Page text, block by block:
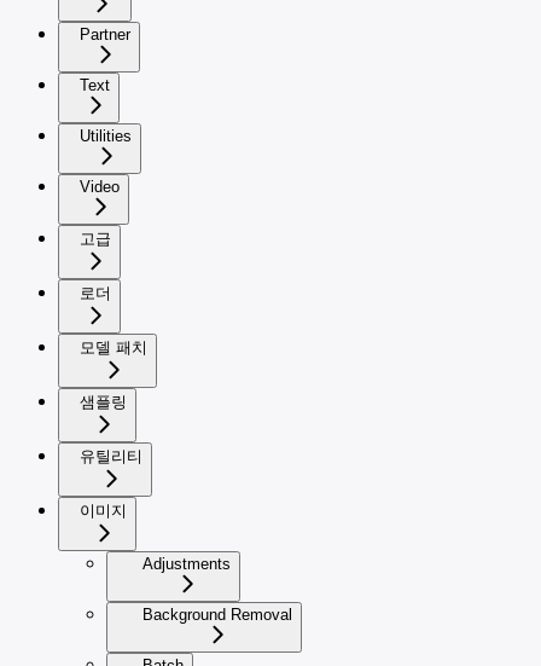
Partner
Text
Utilities
Video
고급
로더
모델 패치
샘플링
유틸리티
이미지
Adjustments
Background Removal